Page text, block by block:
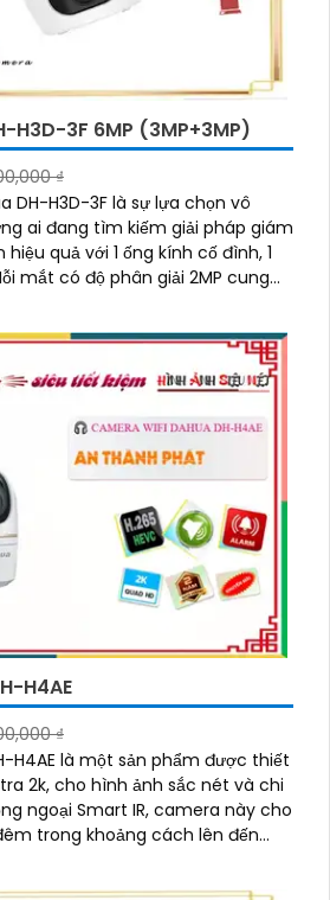
H3D-3F 6MP (3MP+3MP)
₫
DH-H3D-3F là sự lựa chọn vô
ai đang tìm kiếm giải pháp giám
quả với 1 ống kính cố đình, 1
mắt có độ phân giải 2MP cung
thoại 2 chiều, khả năng phát
độ chính xác cao
H4AE
₫
H4AE là một sản phẩm được thiết
2k, cho hình ảnh sắc nét và chi
trong khoảng cách lên đến